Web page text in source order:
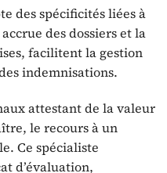
des spécificités liées à
des dossiers et la
facilitent la gestion
indemnisations.
attestant de la valeur
le recours à un
Ce spécialiste
d’évaluation,